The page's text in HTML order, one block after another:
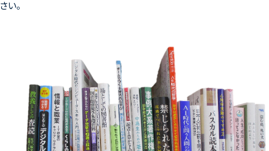
さい。